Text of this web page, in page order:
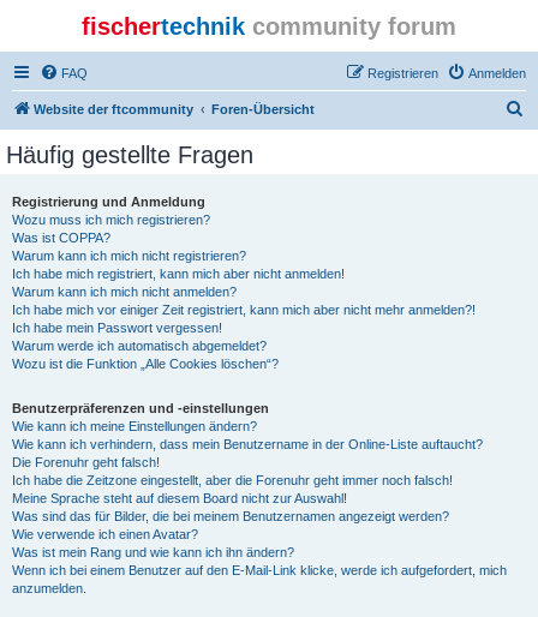
fischertechnik community forum
FAQ Anmelden
Registrieren
Website der ftcommunity Foren-Übersicht
Häufig gestellte Fragen
Registrierung und Anmeldung
Wozu muss ich mich registrieren?
Was ist COPPA?
Warum kann ich mich nicht registrieren?
Ich habe mich registriert, kann mich aber nicht anmelden!
Warum kann ich mich nicht anmelden?
Ich habe mich vor einiger Zeit registriert, kann mich aber nicht mehr anmelden?!
Ich habe mein Passwort vergessen!
Warum werde ich automatisch abgemeldet?
Wozu ist die Funktion „Alle Cookies löschen“?
Benutzerpräferenzen und -einstellungen
Wie kann ich meine Einstellungen ändern?
Wie kann ich verhindern, dass mein Benutzername in der Online-Liste auftaucht?
Die Forenuhr geht falsch!
Ich habe die Zeitzone eingestellt, aber die Forenuhr geht immer noch falsch!
Meine Sprache steht auf diesem Board nicht zur Auswahl!
Was sind das für Bilder, die bei meinem Benutzernamen angezeigt werden?
Wie verwende ich einen Avatar?
Was ist mein Rang und wie kann ich ihn ändern?
Wenn ich bei einem Benutzer auf den E-Mail-Link klicke, werde ich aufgefordert, mich
anzumelden.